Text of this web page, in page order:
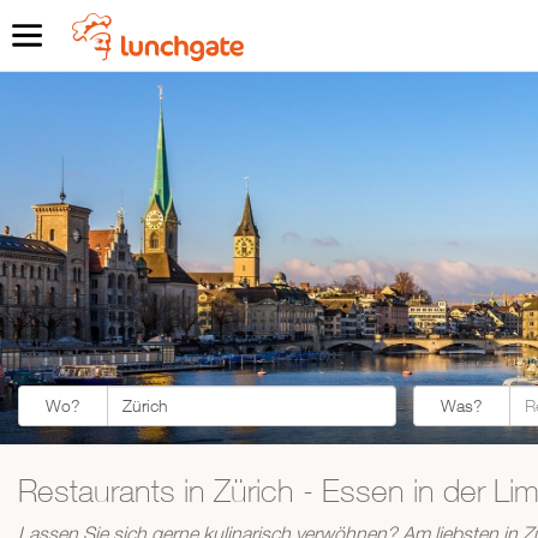
ZUR STARTSEITE
Wo? Was?Was?
Restaurants in Zürich - Essen in der
Lassen Sie sich gerne kulinarisch verwöhnen? Am liebsten in